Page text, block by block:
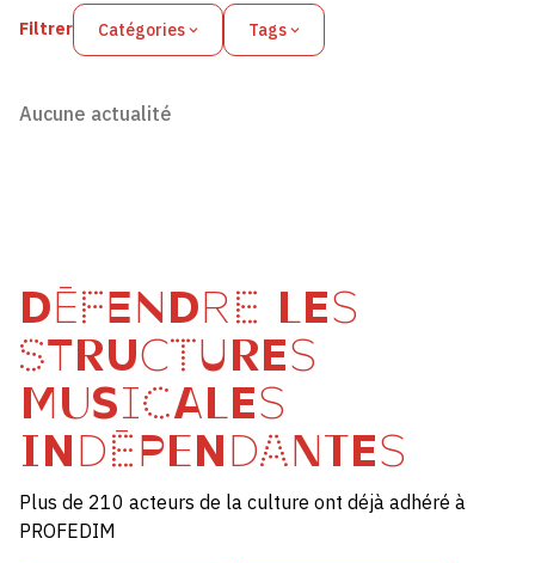
Filtrer Catégories Tags
Aucune actualité
DÉFENDRE LES
STRUCTURES
MUSICALES
INDÉPENDANTES
Plus de 210 acteurs de la culture ont déjà adhéré à
PROFEDIM